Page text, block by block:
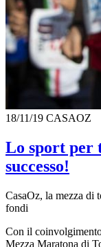
18/11/19 CASAOZ
Lo sport per
successo!
CasaOz, la mezza di
fondi
Con il
Mezza Maratona di